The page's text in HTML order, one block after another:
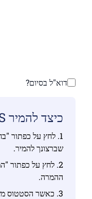
דוא"ל בסיום?
כיצד להמיר PES לקובץ TGA?
שברצונך להמיר.
ההמרה.
3. כאשר הסטטוס